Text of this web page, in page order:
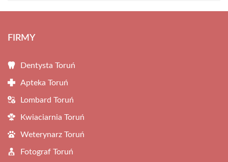
FIRMY
Dentysta Toruń
Apteka Toruń
Lombard Toruń
Kwiaciarnia Toruń
Weterynarz Toruń
Fotograf Toruń